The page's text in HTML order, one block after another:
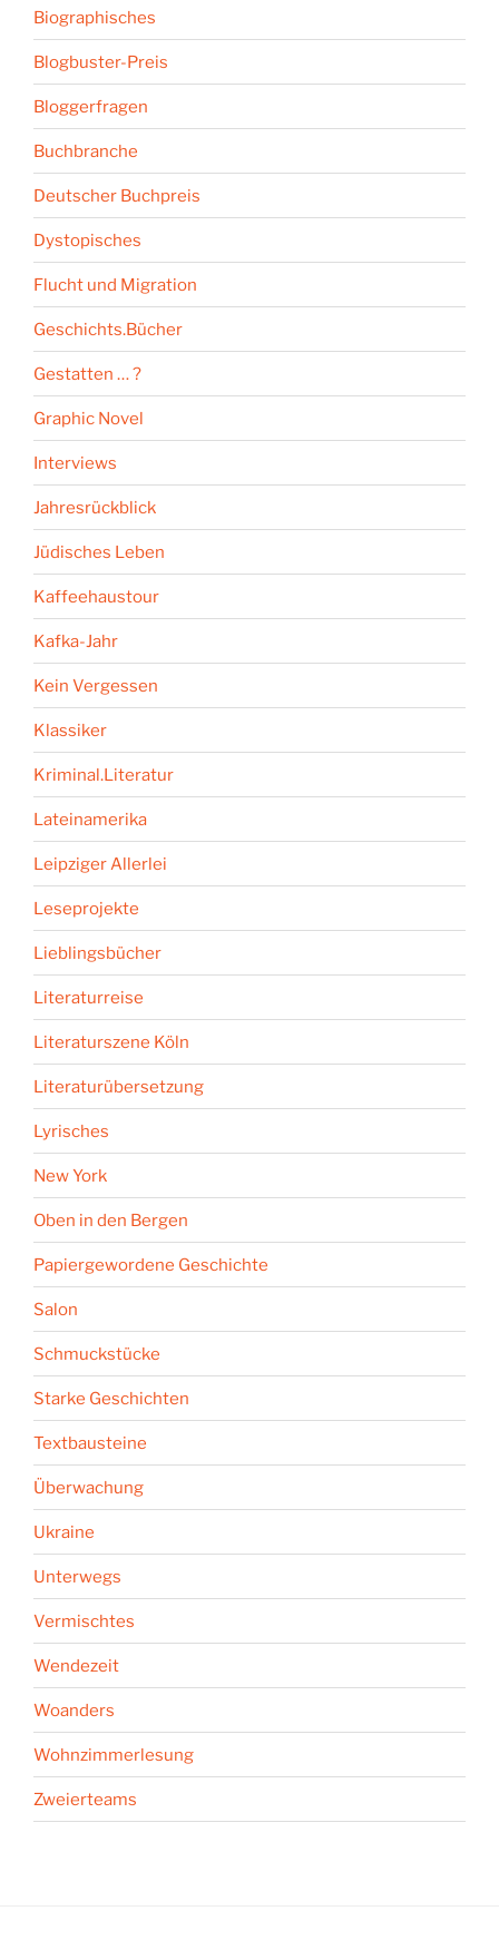
Biographisches
Blogbuster-Preis
Bloggerfragen
Buchbranche
Deutscher Buchpreis
Dystopisches
Flucht und Migration
Geschichts.Bücher
Gestatten … ?
Graphic Novel
Interviews
Jahresrückblick
Jüdisches Leben
Kaffeehaustour
Kafka-Jahr
Kein Vergessen
Klassiker
Kriminal.Literatur
Lateinamerika
Leipziger Allerlei
Leseprojekte
Lieblingsbücher
Literaturreise
Literaturszene Köln
Literaturübersetzung
Lyrisches
New York
Oben in den Bergen
Papiergewordene Geschichte
Salon
Schmuckstücke
Starke Geschichten
Textbausteine
Überwachung
Ukraine
Unterwegs
Vermischtes
Wendezeit
Woanders
Wohnzimmerlesung
Zweierteams